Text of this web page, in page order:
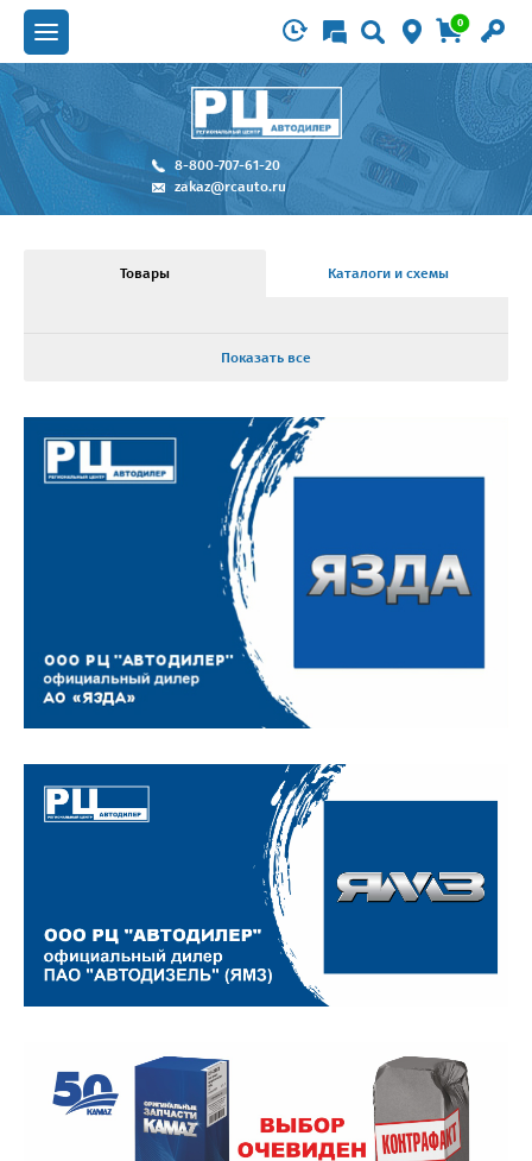
0
8-800-707-61-20
zakaz@rcauto.ru
Товары Каталоги и схемы
Показать все